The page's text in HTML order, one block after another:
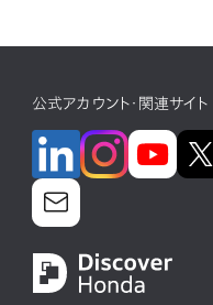
公式アカウント・関連サイト